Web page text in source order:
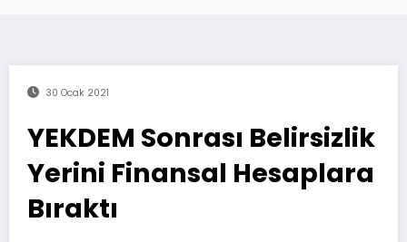
30 Ocak 2021
YEKDEM Sonrası Belirsizlik
Yerini Finansal Hesaplara
Bıraktı